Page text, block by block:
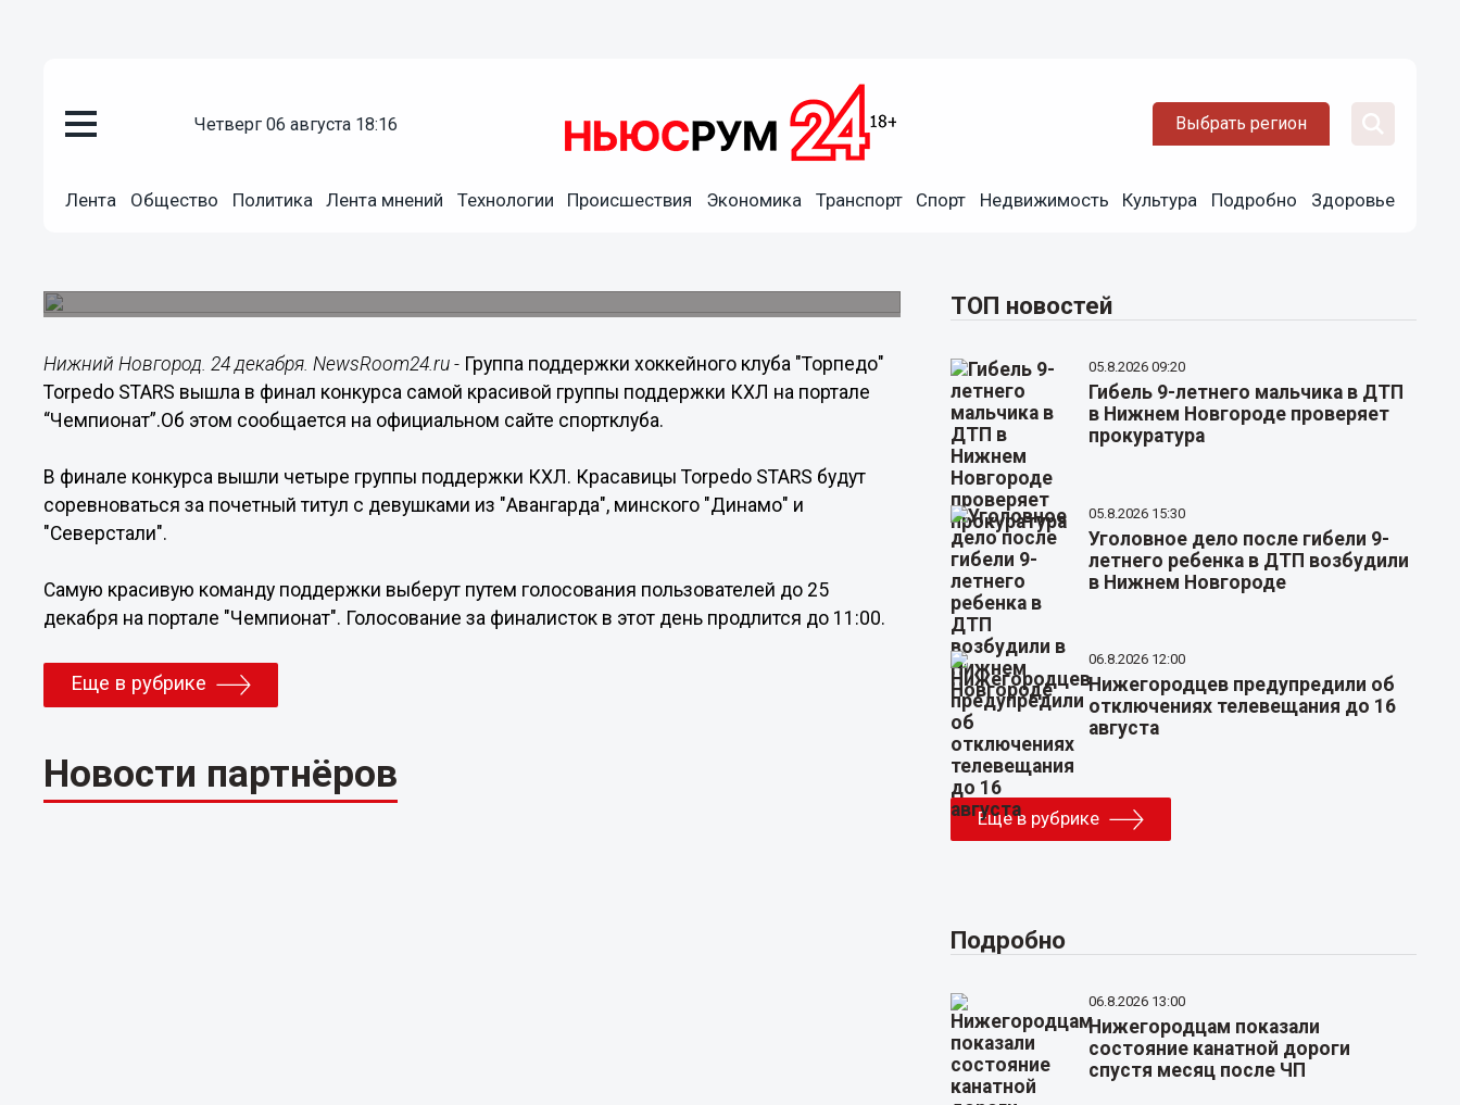
четверг 06 августа 18:16 Выбрать регион
Лента Общество Политика Лента мнений Технологии Происшествия Экономика Транспорт Спорт Недвижимость Культура Подробно Здоровье
Болельщиц группы поддержки "Торпедо" могут признать
Нижний Новгород. 24 декабря. NewsRoom24.ru - Группа поддержки хоккейного клуба "Торпедо"
Torpedo STARS вышла в финал конкурса самой красивой группы поддержки КХЛ на портале
“Чемпионат”.Об этом сообщается на официальном сайте спортклуба.
В финале конкурса вышли четыре группы поддержки КХЛ. Красавицы Torpedo STARS будут
соревноваться за почетный титул с девушками из "Авангарда", минского "Динамо" и
"Северстали".
Самую красивую команду поддержки выберут путем голосования пользователей до 25
декабря на портале "Чемпионат". Голосование за финалисток в этот день продлится до 11:00.
Еще в рубрике
Новости партнёров
ТОП новостей
05.8.2026 09:20
Гибель 9-летнего мальчика в ДТП
в Нижнем Новгороде проверяет
прокуратура
05.8.2026 15:30
Уголовное дело после гибели 9-
летнего ребенка в ДТП возбудили
в Нижнем Новгороде
06.8.2026 12:00
Нижегородцев предупредили об
отключениях телевещания до 16
августа
Еще в рубрике
Подробно
06.8.2026 13:00
Нижегородцам показали
состояние канатной дороги
спустя месяц после ЧП